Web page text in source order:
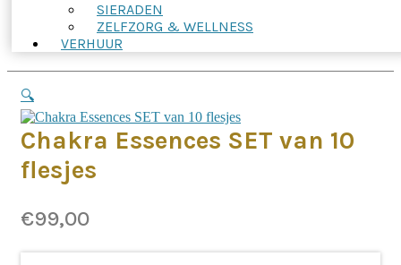
SIERADEN
ZELFZORG & WELLNESS
VERHUUR
🔍
Chakra Essences SET van 10
flesjes
€99,00